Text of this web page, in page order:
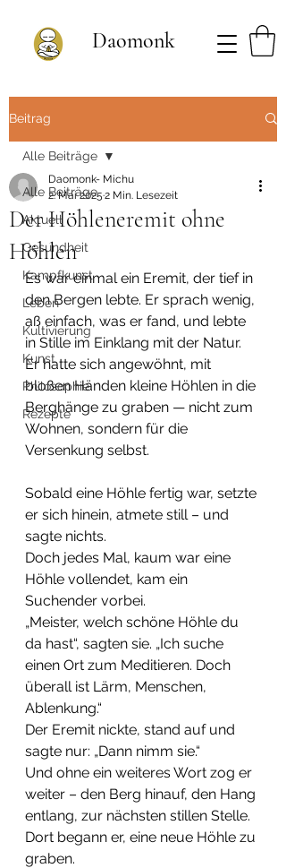
Daomonk
Beitrag
Alle Beiträge
Aktuell
Gesundheit
Kampfkunst
Leben
Kultivierung
Kunst
Philosophie
Rezepte
Alle Beiträge
Der Höhleneremit ohne
Höhlen
Daomonk- Michu
2. Mai 2025 2 Min. Lesezeit
Es war einmal ein Eremit, der tief in
den Bergen lebte. Er sprach wenig,
aß einfach, was er fand, und lebte
in Stille im Einklang mit der Natur.
Er hatte sich angewöhnt, mit
bloßen Händen kleine Höhlen in die
Berghänge zu graben — nicht zum
Wohnen, sondern für die
Versenkung selbst.
Sobald eine Höhle fertig war, setzte
er sich hinein, atmete still – und
sagte nichts.
Doch jedes Mal, kaum war eine
Höhle vollendet, kam ein
Suchender vorbei.
„Meister, welch schöne Höhle du
da hast“, sagten sie. „Ich suche
einen Ort zum Meditieren. Doch
überall ist Lärm, Menschen,
Ablenkung.“
Der Eremit nickte, stand auf und
sagte nur: „Dann nimm sie.“
Und ohne ein weiteres Wort zog er
weiter – den Berg hinauf, den Hang
entlang, zur nächsten stillen Stelle.
Dort begann er, eine neue Höhle zu
graben.